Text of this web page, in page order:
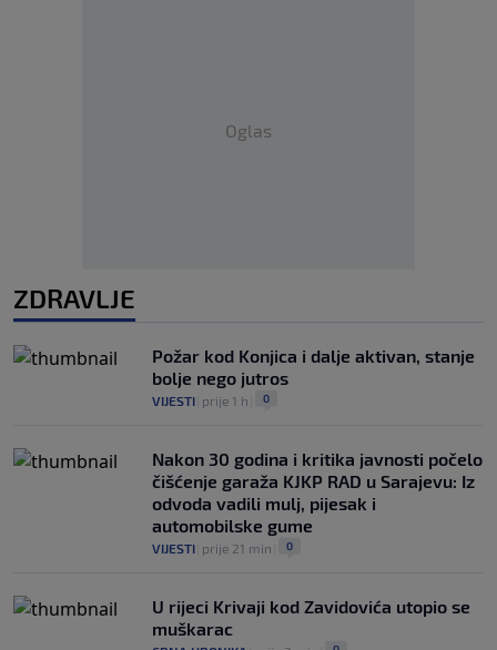
Oglas
ZDRAVLJE
Požar kod Konjica i dalje aktivan, stanje
bolje nego jutros
VIJESTI prije 1 h 0
Nakon 30 godina i kritika javnosti počelo
čišćenje garaža KJKP RAD u Sarajevu: Iz
odvoda vadili mulj, pijesak i
automobilske gume
VIJESTI prije 21 min 0
U rijeci Krivaji kod Zavidovića utopio se
muškarac